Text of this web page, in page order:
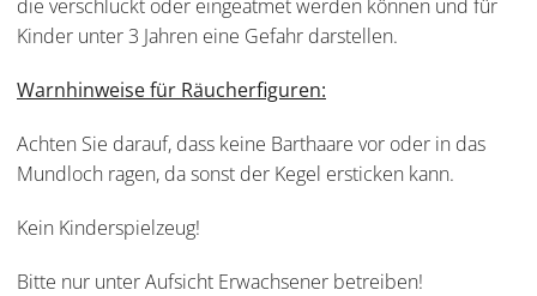
die verschluckt oder eingeatmet werden können und für
Kinder unter 3 Jahren eine Gefahr darstellen.
Warnhinweise für Räucherfiguren:
Achten Sie darauf, dass keine Barthaare vor oder in das
Mundloch ragen, da sonst der Kegel ersticken kann.
Kein Kinderspielzeug!
Bitte nur unter Aufsicht Erwachsener betreiben!